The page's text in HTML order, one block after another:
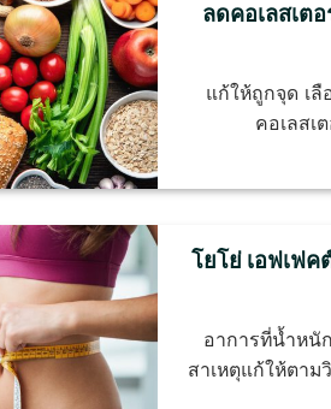
ลดคอเลสเต
แก้ให้ถูกจุด เ
คอเลสเ
โยโย่ เอฟเฟ
อาการที่น้ำหนั
สาเหตุแก้ให้ตาม